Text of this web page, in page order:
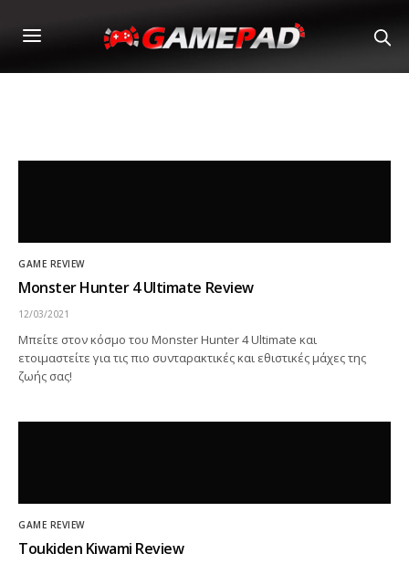
GAME REVIEW
Monster Hunter 4 Ultimate Review
12/03/2021
Μπείτε στον κόσμο του Monster Hunter 4 Ultimate και
ετοιμαστείτε για τις πιο συνταρακτικές και εθιστικές μάχες της
ζωής σας!
GAME REVIEW
Toukiden Kiwami Review